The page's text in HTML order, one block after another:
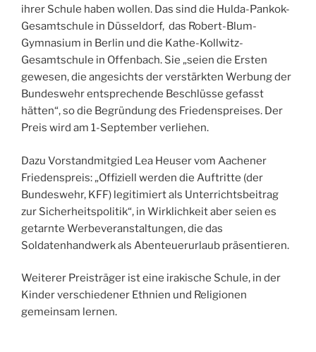
ihrer Schule haben wollen. Das sind die Hulda-Pankok-
Gesamtschule in Düsseldorf, das Robert-Blum-
Gymnasium in Berlin und die Kathe-Kollwitz-
Gesamtschule in Offenbach. Sie „seien die Ersten
gewesen, die angesichts der verstärkten Werbung der
Bundeswehr entsprechende Beschlüsse gefasst
hätten“, so die Begründung des Friedenspreises. Der
Preis wird am 1-September verliehen.
Dazu Vorstandmitgied Lea Heuser vom Aachener
Friedenspreis: „Offiziell werden die Auftritte (der
Bundeswehr, KFF) legitimiert als Unterrichtsbeitrag
zur Sicherheitspolitik“, in Wirklichkeit aber seien es
getarnte Werbeveranstaltungen, die das
Soldatenhandwerk als Abenteuerurlaub präsentieren.
Weiterer Preisträger ist eine irakische Schule, in der
Kinder verschiedener Ethnien und Religionen
gemeinsam lernen.